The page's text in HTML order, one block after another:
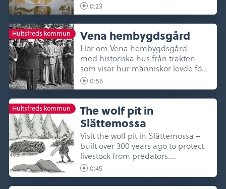
0:23
Hultsfreds kommun Vena hembygdsgård
Hör om Vena hembygdsgård –
med historiska hus från trakten
som visar hur människor levde förr.
... 0:56
Hultsfreds kommun The wolf pit in
Slättemossa
Visit the wolf pit in Slättemossa –
built over 300 years ago to protect
livestock from predators....
0:45